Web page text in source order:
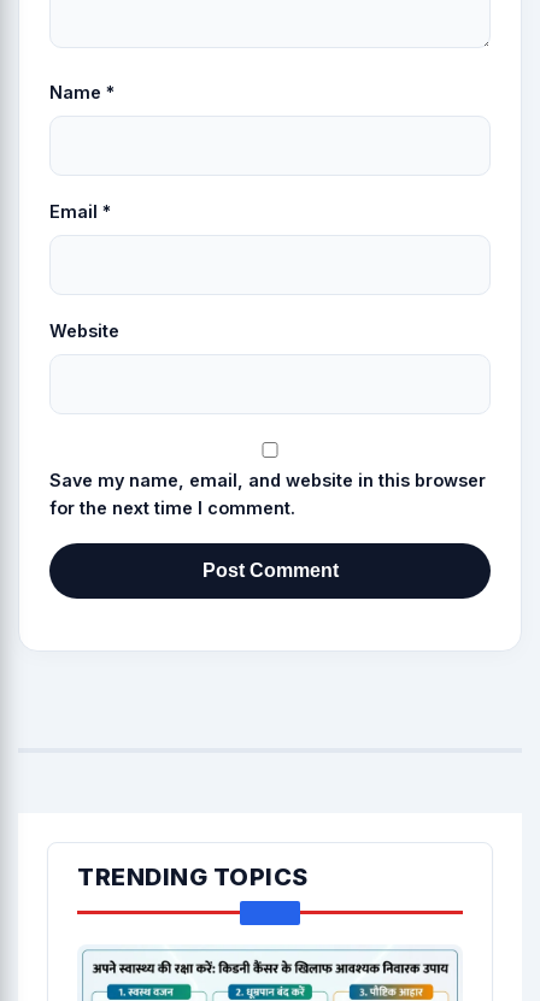
Name *
Email *
Website
Save my name, email, and website in this browser
for the next time I comment.
TRENDING TOPICS